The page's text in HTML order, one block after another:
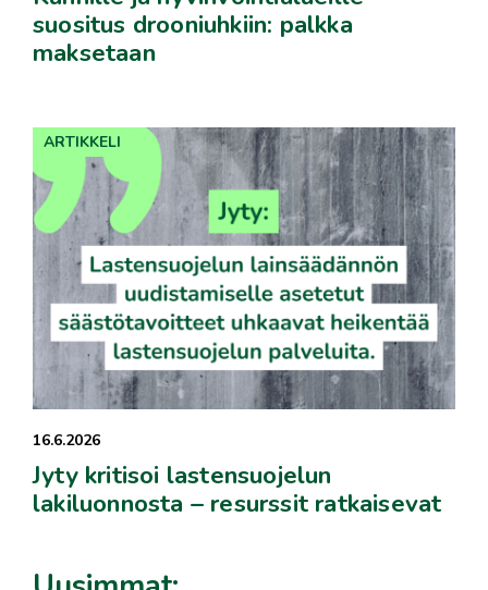
suositus drooniuhkiin: palkka
maksetaan
16.6.2026
Jyty kritisoi lastensuojelun
lakiluonnosta – resurssit ratkaisevat
ARTIKKELI